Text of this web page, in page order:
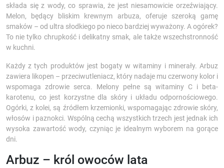
składa się z wody, co sprawia, że jest niesamowicie orzeźwiający.
Melon, będący bliskim krewnym arbuza, oferuje szeroką gamę
smaków – od ultra słodkiego po nieco bardziej wyważony. A ogórek?
To nie tylko chrupkość i delikatny smak, ale także wszechstronność
w kuchni.
Każdy z tych produktów jest bogaty w witaminy i minerały. Arbuz
zawiera likopen – przeciwutleniacz, który nadaje mu czerwony kolor i
wspomaga zdrowie serca. Melony pełne są witaminy C i beta-
karotenu, co jest korzystne dla skóry i układu odpornościowego.
Ogórki, z kolei, są źródłem krzemionki, wspomagając zdrowie skóry,
włosów i paznokci. Wspólną cechą wszystkich trzech jest jednak ich
wysoka zawartość wody, czyniąc je idealnym wyborem na gorące
dni.
Arbuz – król owoców lata